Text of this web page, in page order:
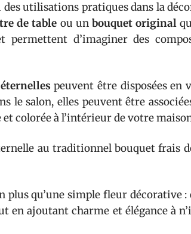
des utilisations pratiques dans la
de table ou un bouquet original
permettent d’imaginer des
peuvent être disposées en
le salon, elles peuvent être
colorée à l’intérieur de votre
au traditionnel bouquet frais
plus qu’une simple fleur décorative
en ajoutant charme et élégance à